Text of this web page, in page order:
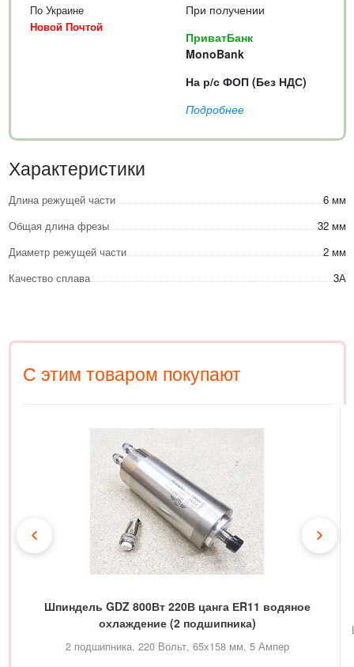
По Украине
Новой Почтой
При получении
ПриватБанк
MonoBank
На р/с ФОП (Без НДС)
Подробнее
Характеристики
Длина режущей части
6 мм
Общая длина фрезы
32 мм
Диаметр режущей части
2 мм
Качество сплава
3А
С этим товаром покупают
Шпиндель GDZ 800Вт 220В цанга ЕR11 водяное
охлаждение (2 подшипника)
2 подшипника, 220 Вольт, 65х158 мм, 5 Ампер